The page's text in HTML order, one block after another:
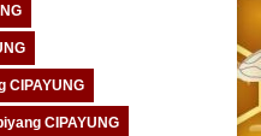
CIPAYUNG
CIPAYUNG